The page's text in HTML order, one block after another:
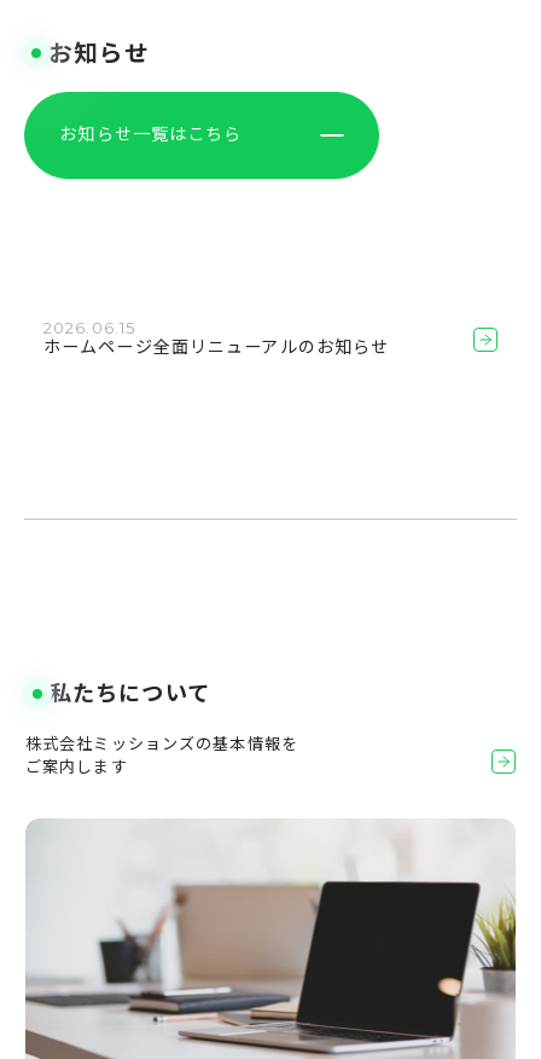
お知らせ
お知らせ一覧はこちら
2026.06.15
ホームページ全面リニューアルのお知らせ
私たちについて
株式会社ミッションズの基本情報を
ご案内します